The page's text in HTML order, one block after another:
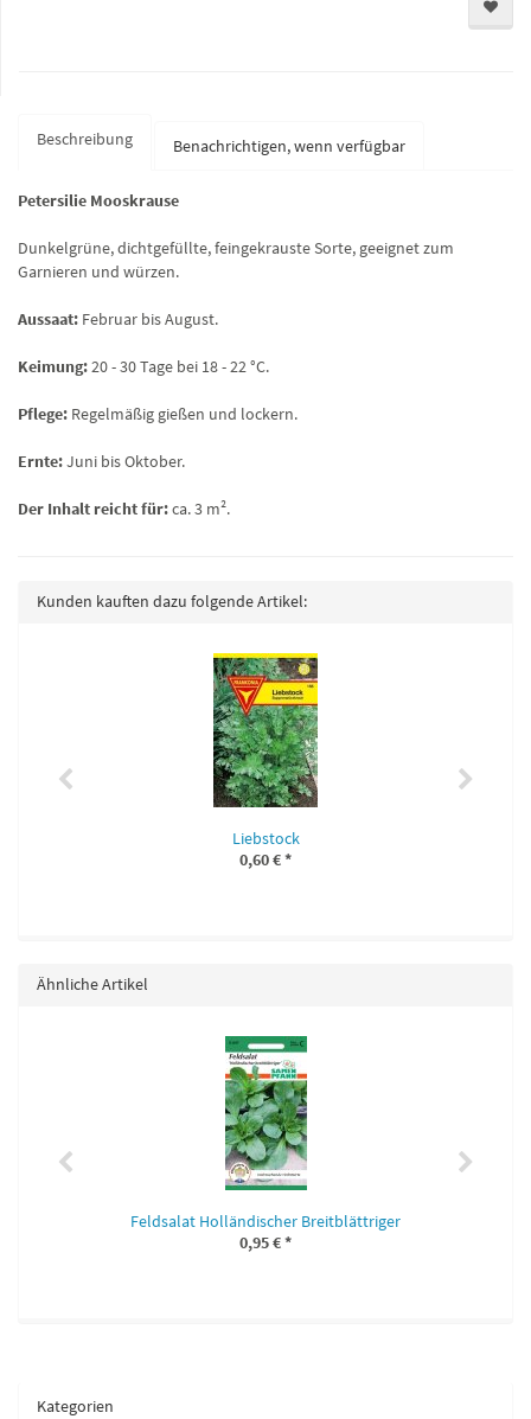
Beschreibung Benachrichtigen, wenn verfügbar
Petersilie Mooskrause
Dunkelgrüne, dichtgefüllte, feingekrauste Sorte, geeignet zum
Garnieren und würzen.
Aussaat: Februar bis August.
Keimung:20 - 30 Tage bei 18 - 22 °C.
Pflege: Regelmäßig gießen und lockern.
Ernte:Juni bis Oktober.
Der Inhalt reicht für:ca.3 m².
Kunden kauften dazu folgende Artikel:
Liebstock
0,60 €*
Ähnliche Artikel
Feldsalat Holländischer Breitblättriger
0,95 €*
Kategorien